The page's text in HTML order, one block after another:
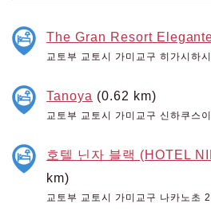
The Gran Resort
교토부 교토시 가미교구 히가시하
Tanoya (0.62 km)
교토부 교토시 가미교구 신하쿠스
호텔 닌자 블랙 (HOTEL
km)
교토부 교토시 가미교구 나카노초